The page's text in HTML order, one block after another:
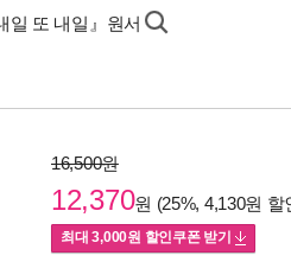
일 또 내일』원서
16,500원
12,370원 (25%, 4,130원 할
최대3,000원 할인쿠폰 받기